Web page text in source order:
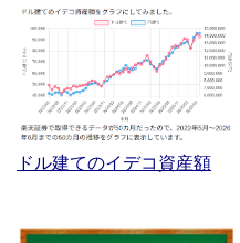
ドル建てのイデコ資産額